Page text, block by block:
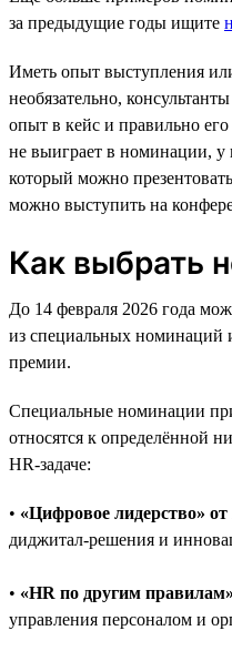
за предыдущие годы ищите
Иметь опыт выступления
необязательно,
опыт в кейс и правильно
не выиграет в номинации, у
который можно
можно выступить на
Как выбрать
До 14 февраля 2026 года
из специальных номинаций
премии.
Специальные номинации
относятся к определённой
HR-задаче:
• «Цифровое лидерство»
диджитал-решения и
• «HR по другим
управления персоналом и